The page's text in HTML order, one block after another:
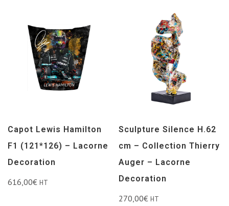
Capot Lewis Hamilton
F1 (121*126) – Lacorne
Decoration
616,00€ HT
Sculpture Silence H.62
cm – Collection Thierry
Auger – Lacorne
Decoration
270,00€ HT